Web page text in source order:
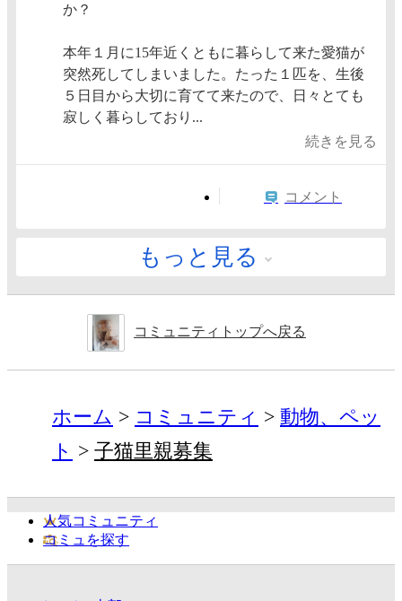
か？
本年１月に15年近くともに暮らして来た愛猫が
突然死してしまいました。たった１匹を、生後
５日目から大切に育てて来たので、日々とても
寂しく暮らしており...
続きを見る
コメント
もっと見る
コミュニティトップへ戻る
ホーム コミュニティ
動物、ペッ
ト
子猫里親募集
人気コミュニティ
コミュを探す